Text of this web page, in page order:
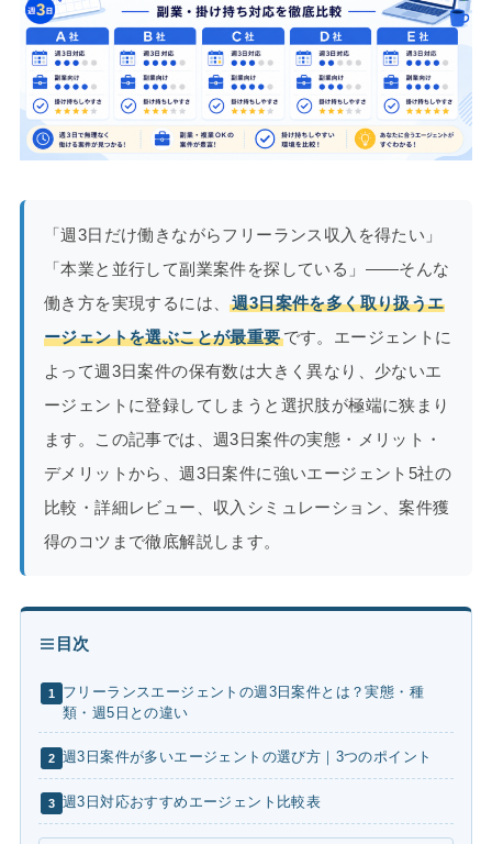
「週3日だけ働きながらフリーランス収入を得たい」
「本業と並行して副業案件を探している」——そんな
働き方を実現するには、週3日案件を多く取り扱うエ
ージェントを選ぶことが最重要です。エージェントに
よって週3日案件の保有数は大きく異なり、少ないエ
ージェントに登録してしまうと選択肢が極端に狭まり
ます。この記事では、週3日案件の実態・メリット・
デメリットから、週3日案件に強いエージェント5社の
比較・詳細レビュー、収入シミュレーション、案件獲
得のコツまで徹底解説します。
目次
1
フリーランスエージェントの週3日案件とは？実態・種
類・週5日との違い
2 週3日案件が多いエージェントの選び方｜3つのポイント
3 週3日対応おすすめエージェント比較表